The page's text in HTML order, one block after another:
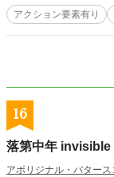
り)
アクション要素有り
16
落第中年 invisible
アボリジナル・バタース